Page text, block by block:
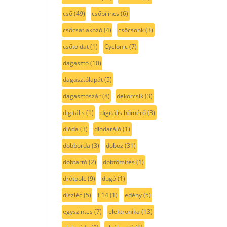
cső(49) csőbilincs (6)
csőcsatlakozó(4) csőcsonk(3)
csőtoldat(1) Cyclonic(7)
dagasztó(10)
dagasztólapát(5)
dagasztószár(8) dekorcsík(3)
digitális (1) digitális hőmérő(3)
dióda (3) diódaráló(1)
dobborda (3) doboz (31)
dobtartó(2) dobtömítés (1)
drótpolc(9) dugó(1)
díszléc(5) E14(1) edény(5)
egyszintes (7) elektronika (13)